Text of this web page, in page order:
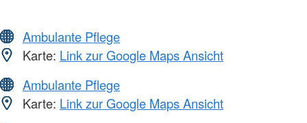
Ambulante Pflege
Karte: Link zur Google Maps Ansicht
Ambulante Pflege
Karte: Link zur Google Maps Ansicht